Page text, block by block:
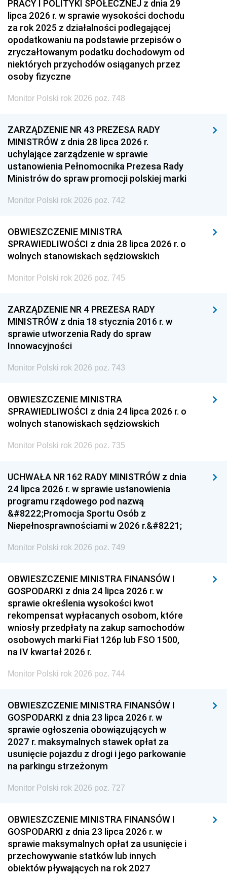
PRACY I POLITYKI SPOŁECZNEJ z dnia 29
lipca 2026 r. w sprawie wysokości dochodu
za rok 2025 z działalności podlegającej
opodatkowaniu na podstawie przepisów o
zryczałtowanym podatku dochodowym od
niektórych przychodów osiąganych przez
osoby fizyczne
Monitor Polski rok 2026 poz. 748
ZARZĄDZENIE NR 43 PREZESA RADY
MINISTRÓW z dnia 28 lipca 2026 r.
uchylające zarządzenie w sprawie
ustanowienia Pełnomocnika Prezesa Rady
Ministrów do spraw promocji polskiej marki
Monitor Polski rok 2026 poz. 742
OBWIESZCZENIE MINISTRA
SPRAWIEDLIWOŚCI z dnia 28 lipca 2026 r. o
wolnych stanowiskach sędziowskich
Monitor Polski rok 2026 poz. 745
ZARZĄDZENIE NR 4 PREZESA RADY
MINISTRÓW z dnia 18 stycznia 2016 r. w
sprawie utworzenia Rady do spraw
Innowacyjności
Monitor Polski rok 2026 poz. 743
OBWIESZCZENIE MINISTRA
SPRAWIEDLIWOŚCI z dnia 24 lipca 2026 r. o
wolnych stanowiskach sędziowskich
Monitor Polski rok 2026 poz. 735
UCHWAŁA NR 162 RADY MINISTRÓW z dnia
24 lipca 2026 r. w sprawie ustanowienia
programu rządowego pod nazwą
&#8222;Promocja Sportu Osób z
Niepełnosprawnościami w 2026 r.&#8221;
Monitor Polski rok 2026 poz. 749
OBWIESZCZENIE MINISTRA FINANSÓW I
GOSPODARKI z dnia 24 lipca 2026 r. w
sprawie określenia wysokości kwot
rekompensat wypłacanych osobom, które
wniosły przedpłaty na zakup samochodów
osobowych marki Fiat 126p lub FSO 1500,
na IV kwartał 2026 r.
Monitor Polski rok 2026 poz. 744
OBWIESZCZENIE MINISTRA FINANSÓW I
GOSPODARKI z dnia 23 lipca 2026 r. w
sprawie ogłoszenia obowiązujących w
2027 r. maksymalnych stawek opłat za
usunięcie pojazdu z drogi i jego parkowanie
na parkingu strzeżonym
Monitor Polski rok 2026 poz. 727
OBWIESZCZENIE MINISTRA FINANSÓW I
GOSPODARKI z dnia 23 lipca 2026 r. w
sprawie maksymalnych opłat za usunięcie i
przechowywanie statków lub innych
obiektów pływających na rok 2027